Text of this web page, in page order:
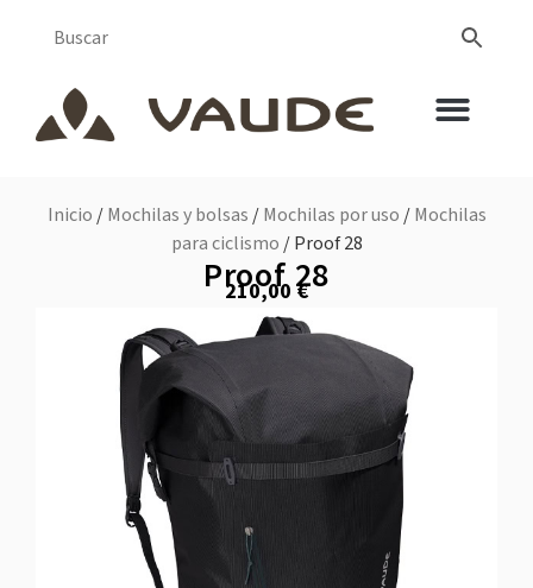
Inicio /Mochilas y bolsas /Mochilas por uso /Mochilas
para ciclismo / Proof 28
Proof 28
210,00 €